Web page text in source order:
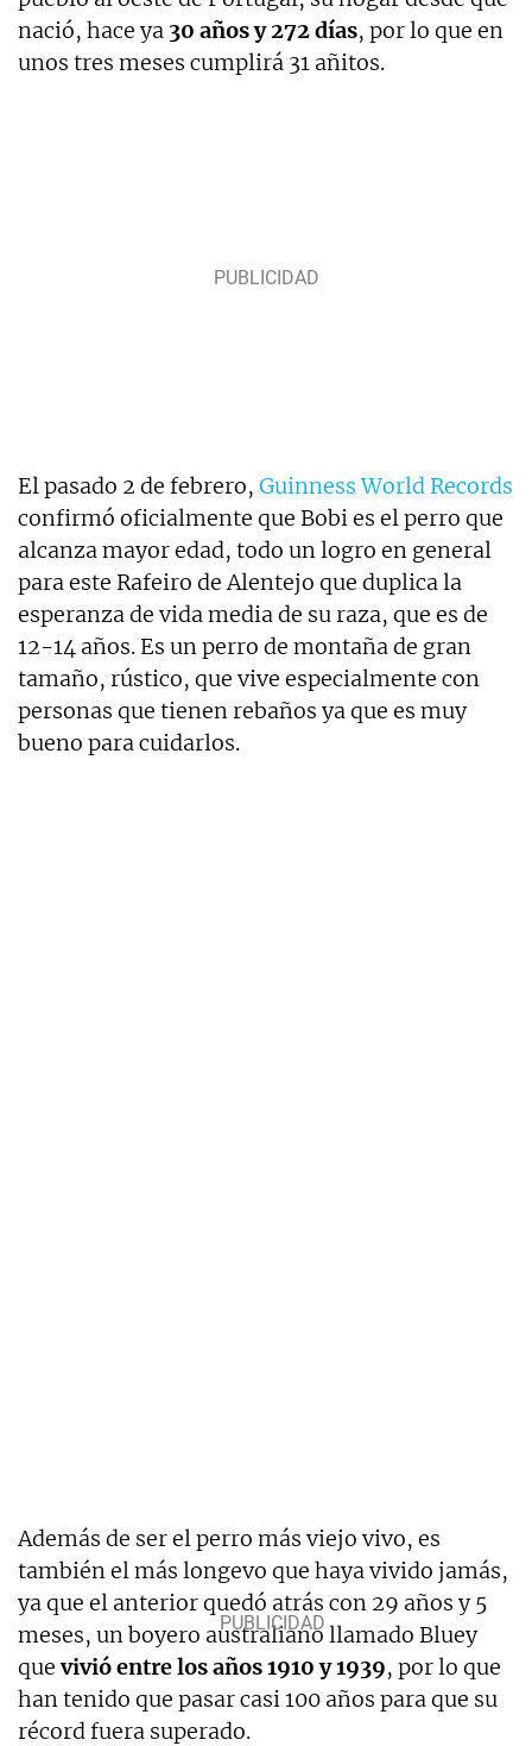
nació, hace ya 30 años y 272 días, por lo que en
unos tres meses cumplirá 31 añitos.
El pasado 2 de febrero, Guinness World Records
confirmó oficialmente que Bobi es el perro que
alcanza mayor edad, todo un logro en general
para este Rafeiro de Alentejo que duplica la
esperanza de vida media de su raza, que es de
12-14 años. Es un perro de montaña de gran
tamaño, rústico, que vive especialmente con
personas que tienen rebaños ya que es muy
bueno para cuidarlos.
Además de ser el perro más viejo vivo, es
también el más longevo que haya vivido jamás,
ya que el anterior quedó atrás con 29 años y 5
meses, un boyero australiano llamado Bluey
quevivió entre los años 1910 y 1939, por lo que
han tenido que pasar casi 100 años para que su
récord fuera superado.